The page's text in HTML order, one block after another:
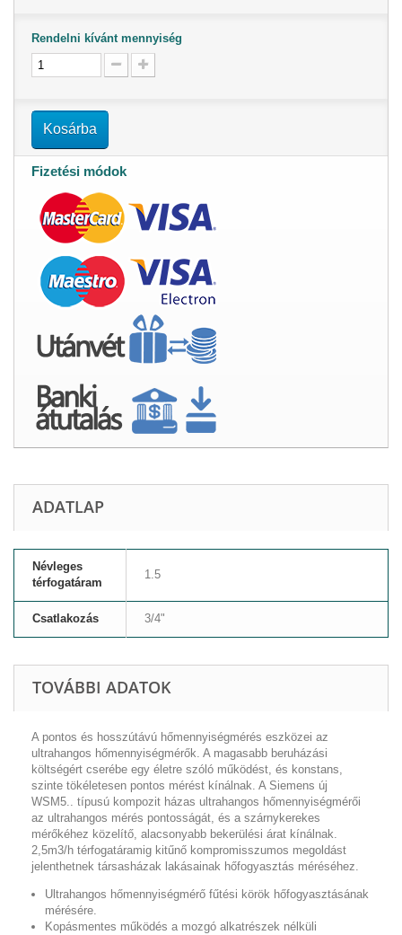
Rendelni kívánt mennyiség
Kosárba
Fizetési módok
ADATLAP
Névleges
térfogatáram
1.5
Csatlakozás 3/4"
TOVÁBBI ADATOK
A pontos és hosszútávú hőmennyiségmérés eszközei az
ultrahangos hőmennyiségmérők. A magasabb beruházási
költségért cserébe egy életre szóló működést, és konstans,
szinte tökéletesen pontos mérést kínálnak. A Siemens új
WSM5.. típusú kompozit házas ultrahangos hőmennyiségmérői
az ultrahangos mérés pontosságát, és a szárnykerekes
mérőkéhez közelítő, alacsonyabb bekerülési árat kínálnak.
2,5m3/h térfogatáramig kitűnő kompromisszumos megoldást
jelenthetnek társasházak lakásainak hőfogyasztás méréséhez.
Ultrahangos hőmennyiségmérő fűtési körök hőfogyasztásának
mérésére.
Kopásmentes működés a mozgó alkatrészek nélküli